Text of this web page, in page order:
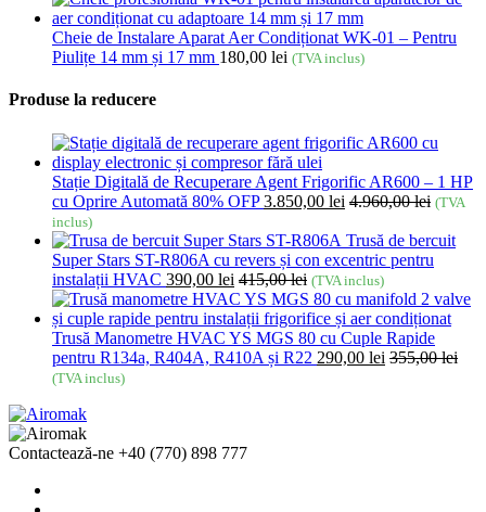
Cheie de Instalare Aparat Aer Condiționat WK-01 – Pentru
Piulițe 14 mm și 17 mm 180,00 lei (TVA inclus)
Produse la reducere
Stație Digitală de Recuperare Agent Frigorific AR600 – 1 HP
cu Oprire Automată 80% OFP 3.850,00 lei 4.960,00lei (TVA
inclus)
Trusă de bercuit
Super Stars ST-R806A cu revers și con excentric pentru
instalații HVAC 390,00 lei 415,00lei (TVA inclus)
Trusă Manometre HVAC YS MGS 80 cu Cuple Rapide
pentru R134a, R404A, R410A și R22 290,00 lei 355,00lei
(TVA inclus)
Contactează-ne +40 (770) 898 777